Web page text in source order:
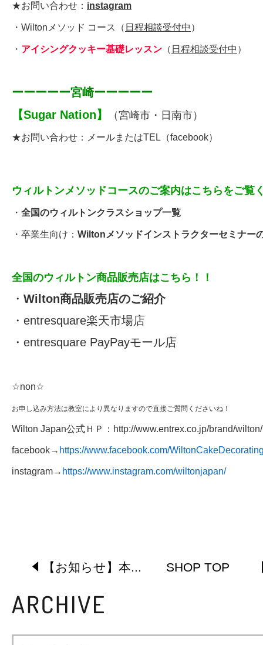
★お問い合わせ： instagram
・ Wiltonメソッド コース （ 日程相談受付中 ）
・ アイシングクッキー基礎レッスン （ 日程相談受付中 ）
ーーーーー宮崎ーーーーー
【Sugar Nation】 （宮崎市・日南市）
★お問い合わせ： メールまたはTEL （facebook）
ウィルトンメソッドコースのご案内はこちらをご覧
・ 全国のウィルトンクラスショップ一覧
・卒業生向け： Wiltonメソッドインストラクターセミナー
全国のウィルトン商品販売店はこちら！！
・ Wilton商品販売店のご紹介
・ entresquare楽天市場店
・ entresquare PayPayモール店
☆non☆
お申し込み方法は教室により異なりますので直接ご質問くださいね！
Wilton Japan公式ＨＰ： http://www.entrex.co.jp/brand/wilton/​
facebook→ https://www.facebook.com/
instagram→ https://www.instagram.com/wiltonjapan/
【お知らせ】本... SHOP TOP